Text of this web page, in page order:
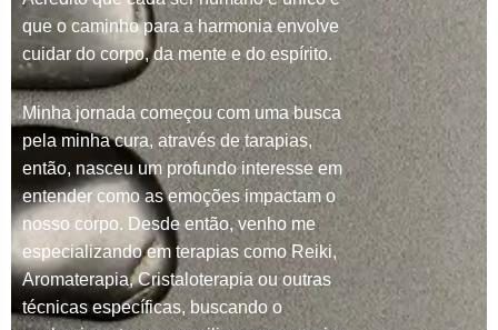
que o caminho para a harmonia envolve
cuidar do corpo, da mente e do espírito.
Minha jornada começou com uma busca
pela minha cura, através de tarapias,
então, nasceu um profundo interesse em
entender como as emoções impactam o
nosso corpo. Desde então, venho me
especializando em terapias como Reiki,
Aromaterapia, Cristaloterapia ou outras
técnicas específicas, buscando o